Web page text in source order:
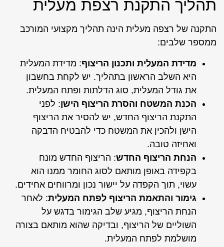
תהליך התקנת רצפת מעלית
התקנה של רצפה מעלית הינה תהליך מקצועי המורכב
ממספר שלבים:
מדידת המעלית ותכנון הריצוף: מדידת המעלית
היא השלב הראשון בתהליך. יש לקחת בחשבון
את גודל המעלית, סוג הדלתות ופתח המעלית.
הכנת המשטח והסרת הריצוף הישן: לפני
התקנת הריצוף החדש, יש להסיר את הריצוף
הישן ולהכין את המשטח כדי להבטיח הדבקה
ואחיזה טובה.
הנחת הריצוף החדש: הריצוף החדש מונח
בקפידה באופן מותאם לסוג החומר ממנו הוא
עשוי, תוך הקפדה על יישור נכון ומרווחים אחידים.
גימור והתאמת הריצוף לפתח המעלית: לאחר
הנחת הריצוף, מגיע שלב הגימור בדגש על
השוליים של הריצוף, ובדיקה שהוא מותאם בצורה
מושלמת לפתח המעלית.